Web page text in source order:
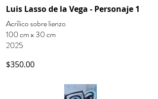
Luis Lasso de la Vega - Personaje 1
Acrílico sobre lienzo
100 cm x 30 cm
2025
$350.00